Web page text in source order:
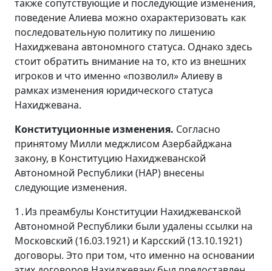
также сопутствующие и последующие изменения,
поведение Алиева можно охарактеризовать как
последовательную политику по лишению
Нахиджевана автономного статуса. Однако здесь
стоит обратить внимание на то, кто из внешних
игроков и что именно «позволил» Алиеву в
рамках изменения юридического статуса
Нахиджевана.
Конституционные изменения. Согласно
принятому Милли меджлисом Азербайджана
закону, в Конституцию Нахиджеванской
Автономной Республики (НАР) внесены
следующие изменения.
1․Из преамбулы Конституции Нахиджеванской
Автономной Республики были удалены ссылки на
Московский (16.03.1921) и Карсский (13.10.1921)
договоры. Это при том, что именно на основании